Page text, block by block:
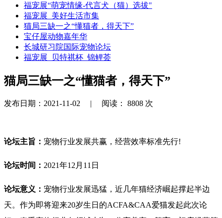
福宠展“萌宠情缘-代言犬（猫）选拔"
福宠展_美好生活市集
猫局三缺一之“懂猫者，得天下”
宝仔屋动物嘉年华
长城研习院国际宠物论坛
福宠展_贝特祺杯_锦鲤荟
猫局三缺一之“懂猫者，得天下”
发布日期：2021-11-02 | 阅读： 8808 次
论坛主旨： 宠物行业发展共赢，经营效率标准先行!
论坛时间： 2021年12月11日
论坛意义： 宠物行业发展迅猛，近几年猫经济崛起撑起半边
天。作为即将迎来20岁生日的ACFA&CAA爱猫发起此次论